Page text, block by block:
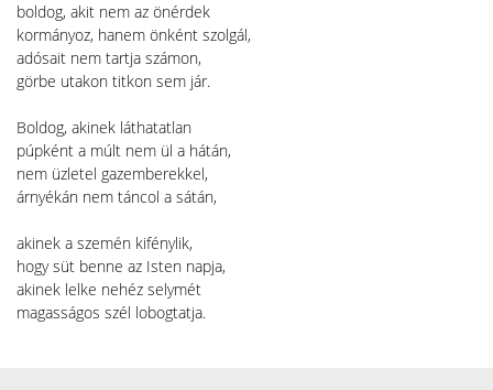
boldog, akit nem az önérdek
kormányoz, hanem önként szolgál,
adósait nem tartja számon,
görbe utakon titkon sem jár.
Boldog, akinek láthatatlan
púpként a múlt nem ül a hátán,
nem üzletel gazemberekkel,
árnyékán nem táncol a sátán,
akinek a szemén kifénylik,
hogy süt benne az Isten napja,
akinek lelke nehéz selymét
magasságos szél lobogtatja.